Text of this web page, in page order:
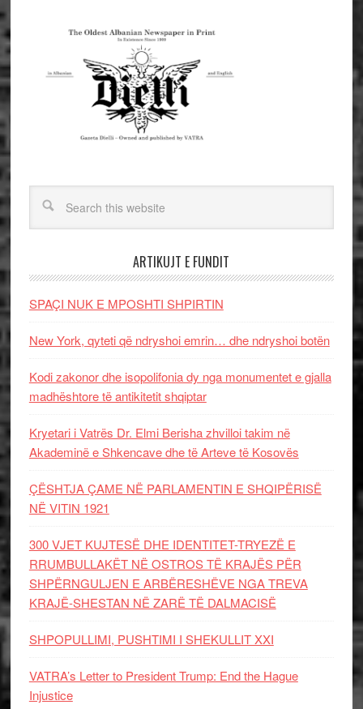
ARTIKUJT E FUNDIT
SPAÇI NUK E MPOSHTI SHPIRTIN
New York, qyteti që ndryshoi emrin… dhe ndryshoi botën
Kodi zakonor dhe isopolifonia dy nga monumentet e gjalla
madhështore të antikitetit shqiptar
Kryetari i Vatrës Dr. Elmi Berisha zhvilloi takim në
Akademinë e Shkencave dhe të Arteve të Kosovës
ÇËSHTJA ÇAME NË PARLAMENTIN E SHQIPËRISË
NË VITIN 1921
300 VJET KUJTESË DHE IDENTITET-TRYEZË E
RRUMBULLAKËT NË OSTROS TË KRAJËS PËR
SHPËRNGULJEN E ARBËRESHËVE NGA TREVA
KRAJË-SHESTAN NË ZARË TË DALMACISË
SHPOPULLIMI, PUSHTIMI I SHEKULLIT XXI
VATRA’s Letter to President Trump: End the Hague
Injustice